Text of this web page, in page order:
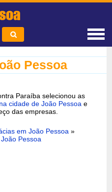
Pessoa
Paraíba selecionou as
cidade de João Pessoa e
das empresas.
em João Pessoa »
Pessoa